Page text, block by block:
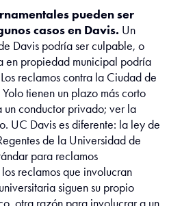
pueden ser
casos en Davis. Un
Davis podría ser culpable, o
en propiedad municipal podría
reclamos contra la Ciudad de
tienen un plazo más corto
un conductor privado; ver la
UC Davis es diferente: la ley de
de la Universidad de
para reclamos
reclamos que involucran
siguen su propio